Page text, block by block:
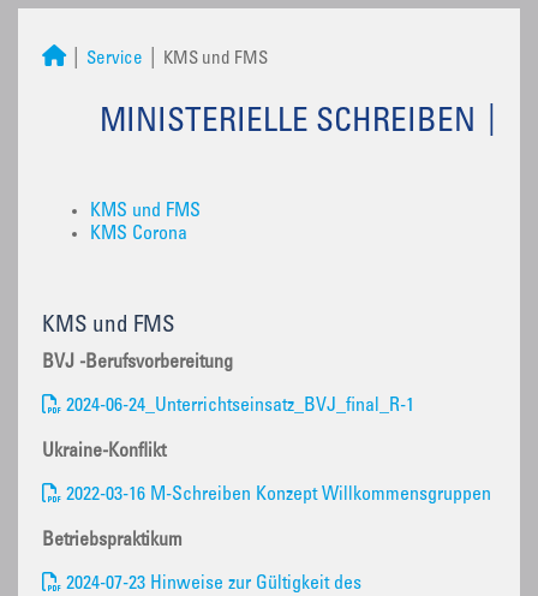
Service KMS und FMS
MINISTERIELLE SCHREIBEN
KMS und FMS
KMS Corona
KMS und FMS
BVJ -Berufsvorbereitung
2024-06-24_Unterrichtseinsatz_BVJ_final_R-1
Ukraine-Konflikt
2022-03-16 M-Schreiben Konzept Willkommensgruppen
Betriebspraktikum
2024-07-23 Hinweise zur Gültigkeit des